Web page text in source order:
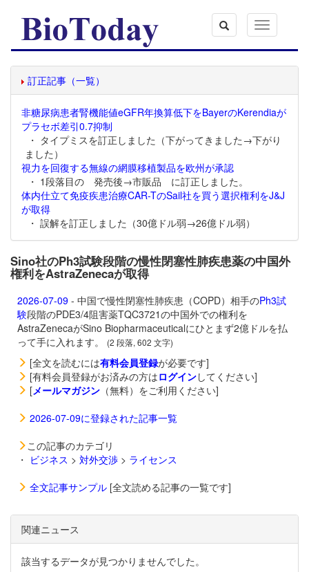
Toggle
navigation
訂正記事（一覧）
非糖尿病患者腎機能値eGFR年換算低下をBayerのKerendiaが
プラセボ差引0.7抑制
・ タイプミスを訂正しました（下がってきました→下がり
ました）
視力を回復する無線の網膜移植製品を欧州が承認
・ 1段落目の 発売後→市販品 に訂正しました。
体内仕立て免疫疾患治療CAR-TのSail社を買う選択権利をJ&J
が取得
・ 誤解を訂正しました（30億ドル弱→26億ドル弱）
Sino社のPh3試験段階の慢性閉塞性肺疾患薬の中国外
権利をAstraZenecaが取得
2026-07-09 - 中国で慢性閉塞性肺疾患（COPD）相手のPh3試
験段階のPDE3/4阻害薬TQC3721の中国外での権利を
AstraZenecaがSino Biopharmaceuticalにひとまず2億ドルを払
って手に入れます。
(2 段落, 602 文字)
[全文を読むには有料会員登録が必要です]
[有料会員登録がお済みの方はログインしてください]
[メールマガジン （無料）をご利用ください]
2026-07-09に登録された記事一覧
この記事のカテゴリ
・ ビジネス > 対外交渉 > ライセンス
全文記事サンプル [全文読める記事の一覧です]
関連ニュース
該当するデータが見つかりませんでした。